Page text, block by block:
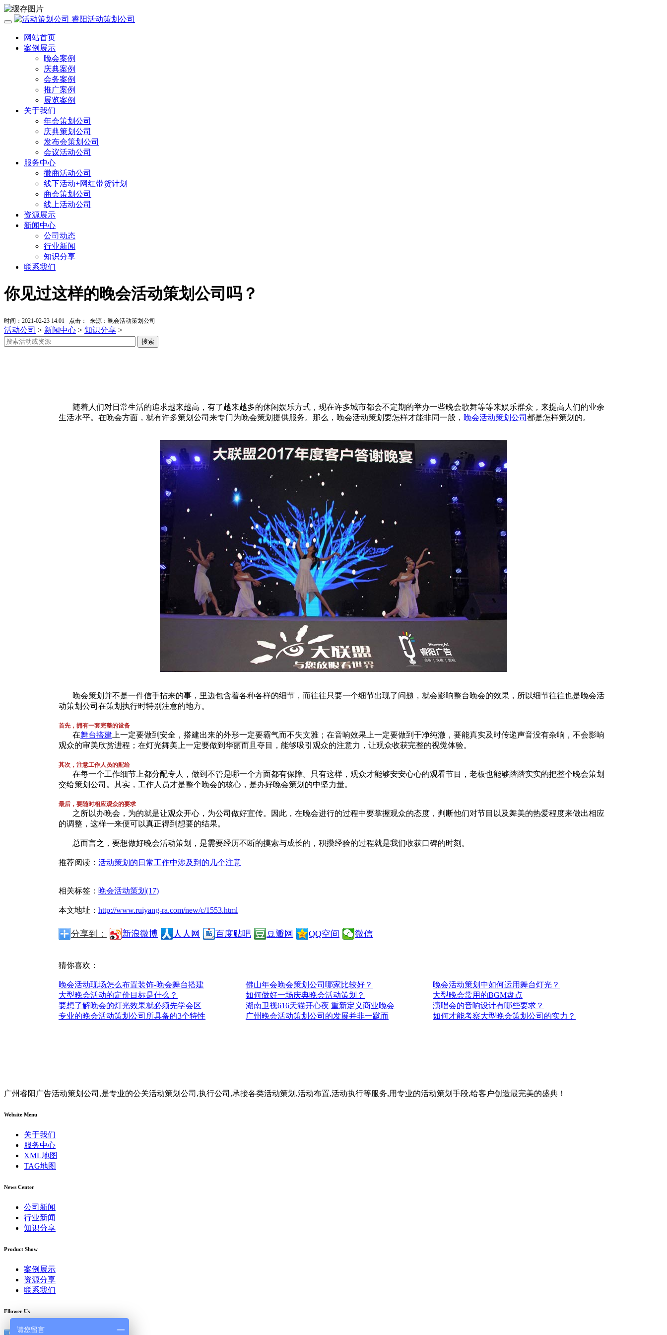
睿阳活动策划公司
网站首页
案例展示
晚会案例
庆典案例
会务案例
推广案例
展览案例
关于我们
年会策划公司
庆典策划公司
发布会策划公司
会议活动公司
服务中心
微商活动公司
线下活动+网红带货计划
商会策划公司
线上活动公司
资源展示
新闻中心
公司动态
行业新闻
知识分享
联系我们
你见过这样的晚会活动策划公司吗？
时间：2021-02-23 14:01 点击： 来源：晚会活动策划公司
活动公司 > 新闻中心 > 知识分享 >
随着人们对日常生活的追求越来越高，有了越来越多的休闲娱乐方式，现在许多城市都会不定期的举办一些晚会歌舞等等来娱乐群众，来提高人们的业余
生活水平。在晚会方面，就有许多策划公司来专门为晚会策划提供服务。那么，晚会活动策划要怎样才能非同一般， 晚会活动策划公司 都是怎样策划的。
晚会策划并不是一件信手拈来的事，里边包含着各种各样的细节，而往往只要一个细节出现了问题，就会影响整台晚会的效果，所以细节往往也是晚会活
动策划公司在策划执行时特别注意的地方。
首先，拥有一套完整的设备
在舞台搭建 上一定要做到安全，搭建出来的外形一定要霸气而不失文雅；在音响效果上一定要做到干净纯澈，要能真实及时传递声音没有杂响，不会影响
观众的审美欣赏进程；在灯光舞美上一定要做到华丽而且夺目，能够吸引观众的注意力，让观众收获完整的视觉体验。
其次，注意工作人员的配给
在每一个工作细节上都分配专人，做到不管是哪一个方面都有保障。只有这样，观众才能够安安心心的观看节目，老板也能够踏踏实实的把整个晚会策划
交给策划公司。其实，工作人员才是整个晚会的核心，是办好晚会策划的中坚力量。
最后，要随时相应观众的要求
之所以办晚会，为的就是让观众开心，为公司做好宣传。因此，在晚会进行的过程中要掌握观众的态度，判断他们对节目以及舞美的热爱程度来做出相应
的调整，这样一来便可以真正得到想要的结果。
总而言之，要想做好晚会活动策划，是需要经历不断的摸索与成长的，积攒经验的过程就是我们收获口碑的时刻。
推荐阅读： 活动策划的日常工作中涉及到的几个注意
相关标签： 晚会活动策划(17)
本文地址： http://www.ruiyang-ra.com/new/c/1553.html
分享到： 新浪微博 人人网 百度贴吧 豆瓣网 QQ空间 微信
猜你喜欢：
晚会活动现场怎么布置装饰-晚会舞台搭建 佛山年会晚会策划公司哪家比较好？
晚会活动策划中如何运用舞台灯光？
大型晚会活动的定价目标是什么？
如何做好一场庆典晚会活动策划？
大型晚会常用的BGM盘点
要想了解晚会的灯光效果就必须先学会区
湖南卫视616天猫开心夜 重新定义商业晚会
演唱会的音响设计有哪些要求？
专业的晚会活动策划公司所具备的3个特性
广州晚会活动策划公司的发展并非一蹴而 如何才能考察大型晚会策划公司的实力？
广州睿阳广告活动策划公司,是专业的公关活动策划公司,执行公司,承接各类活动策划,活动布置,活动执行等服务,用专业的活动策划手段,给客户创造最完美的盛典！
Website Menu
关于我们
服务中心
XML地图
TAG地图
News Center
公司新闻
行业新闻
知识分享
Product Show
案例展示
资源分享
联系我们
Fllower Us
请您留言